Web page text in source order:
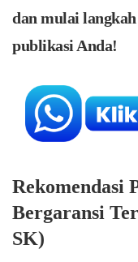
dan mulai
publikasi Anda!
Rekomendasi
Bergaransi
SK)